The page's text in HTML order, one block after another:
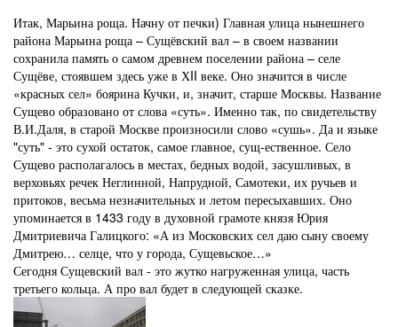
Итак, Марьина роща. Начну от печки) Главная улица нынешнего
района Марьина роща – Сущёвский вал – в своем названии
сохранила память о самом древнем поселении района – селе
Сущёве, стоявшем здесь уже в ХII веке. Оно значится в числе
«красных сел» боярина Кучки, и, значит, старше Москвы. Название
Сущево образовано от слова «суть». Именно так, по свидетельству
В.И.Даля, в старой Москве произносили слово «сушь». Да и языке
"суть" - это сухой остаток, самое главное, сущ-ественное. Село
Сущево располагалось в местах, бедных водой, засушливых, в
верховьях речек Неглинной, Напрудной, Самотеки, их ручьев и
притоков, весьма незначительных и летом пересыхавших. Оно
упоминается в 1433 году в духовной грамоте князя Юрия
Дмитриевича Галицкого: «А из Московских сел даю сыну своему
Дмитрею… селце, что у города, Сущевьское…»
Сегодня Сущевский вал - это жутко нагруженная улица, часть
третьего кольца. А про вал будет в следующей сказке.